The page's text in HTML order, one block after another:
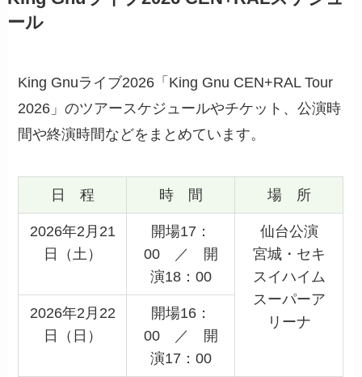
ール
King Gnuライブ2026「King Gnu CEN+RAL Tour
2026」のツアースケジュールやチケット、公演時
間や終演時間などをまとめています。
日 程 時 間 場 所
2026年2月21
日（土）
開場17：
00 ／ 開
演18：00
仙台公演
宮城・セキ
スイハイム
スーパーア
リーナ
2026年2月22
日（日）
開場16：
00 ／ 開
演17：00